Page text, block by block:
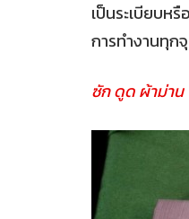
เป็นระเบียบห
การทำงานทุก
ซัก ดูด ผ้าม่า